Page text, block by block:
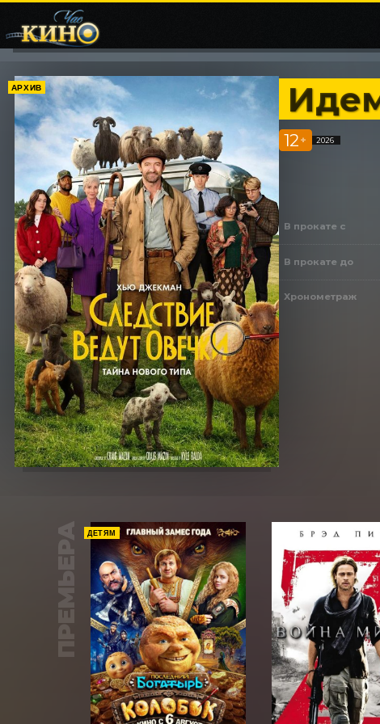
АРХИВ
12 + 2026
В прокате с
В прокате до
Хронометраж
ПРЕМЬЕРА ДЕТЯМ